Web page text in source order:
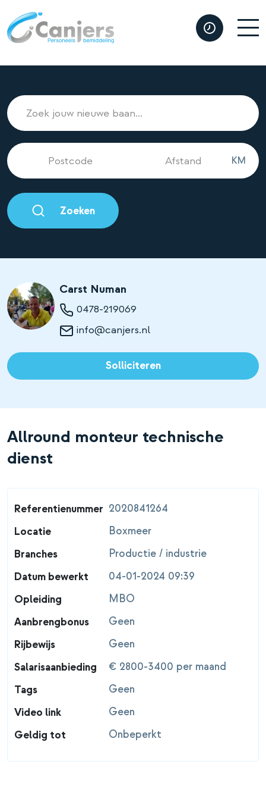
KM
Zoeken
Carst Numan
0478-219069
info@canjers.nl
Solliciteren
Allround monteur technische
dienst
Referentienummer 2020841264
Locatie
Boxmeer
Branches
Productie / industrie
Datum bewerkt
04-01-2024 09:39
Opleiding
MBO
Aanbrengbonus
Geen
Rijbewijs
Geen
Salarisaanbieding
€ 2800-3400 per maand
Tags
Geen
Video link
Geen
Geldig tot
Onbeperkt